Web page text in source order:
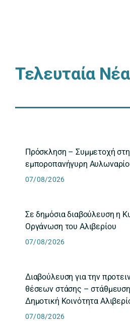
Τελευταία Νέα
Πρόσκληση – Συμμετοχή
εμποροπανήγυρη
07/08/2026
Σε δημόσια διαβούλευση η
Οργάνωση του Αλιβερίου
07/08/2026
Διαβούλευση για την
θέσεων στάσης –
Δημοτική Κοινότητα
07/08/2026